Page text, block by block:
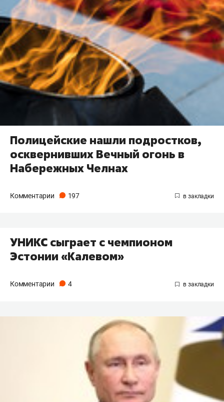
Полицейские нашли подростков,
осквернивших Вечный огонь в
Набережных Челнах
Комментарии 197
УНИКС сыграет с чемпионом
Эстонии «Калевом»
Комментарии 4